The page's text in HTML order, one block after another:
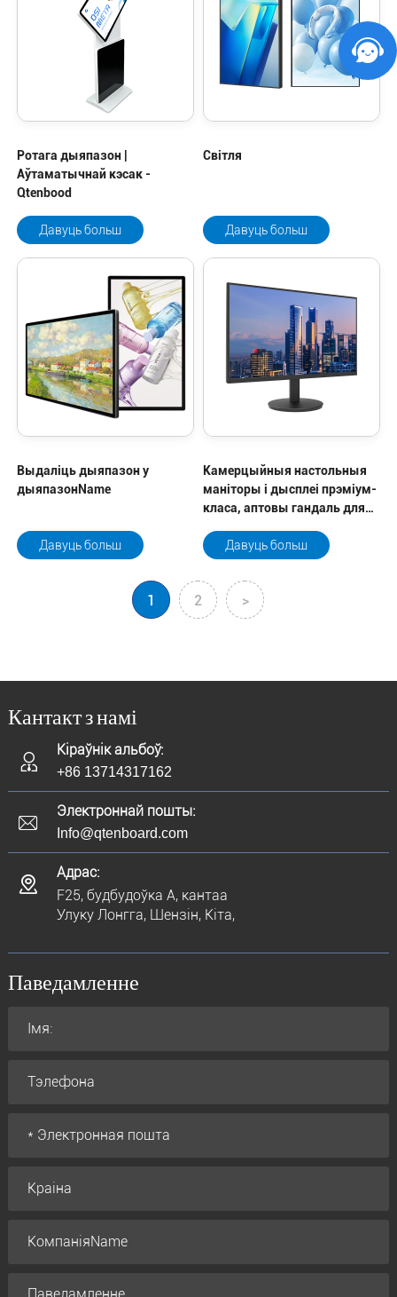
Ротага дыяпазон |
Аўтаматычнай кэсак -
Qtenbood
Давуць больш
Світля
Давуць больш
Выдаліць дыяпазон у
дыяпазонName
Давуць больш
Камерцыйныя настольныя
маніторы і дысплеі прэміум-
класа, аптовы гандаль для
Давуць больш
1 2 >
Кантакт з намі
Кіраўнік альбоў:
+86 13714317162
Электроннай пошты:
Info@qtenboard.com
Адрас:
F25, будбудоўка A, кантаа
Улуку Лонгга, Шензін, Кіта,
Паведамленне